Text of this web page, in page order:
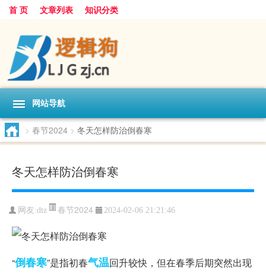
首 页 文章列表 知识分类
网站导航
> 春节2024 > 冬天怎样防治倒春寒
冬天怎样防治倒春寒
网友:dtz 春节2024 2024-02-06 21:21:46
“倒春寒”是指初春气温回升较快，但在春季后期突然出现